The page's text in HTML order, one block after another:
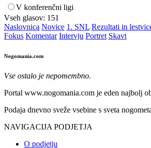
V konferenčni ligi
Vseh glasov: 151
Naslovnica Novice 1. SNL Rezultati in
Fokus Komentar Intervju Portret Skavt
Nogomania.com
Vse ostalo je nepomembno.
Portal www.nogomania.com je eden najbolj
Podaja dnevno sveže vsebine s sveta
NAVIGACIJA PODJETJA
O podjetju